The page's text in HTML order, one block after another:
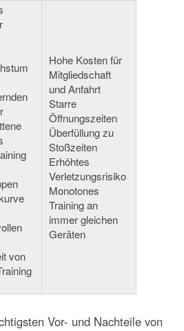
von
Hohe Kosten für
Mitgliedschaft
und Anfahrt
Starre
Öffnungszeiten
Überfüllung zu
Stoßzeiten
Erhöhtes
Verletzungsrisiko
Monotones
Training an
immer gleichen
Geräten
Vor- und Nachteile von